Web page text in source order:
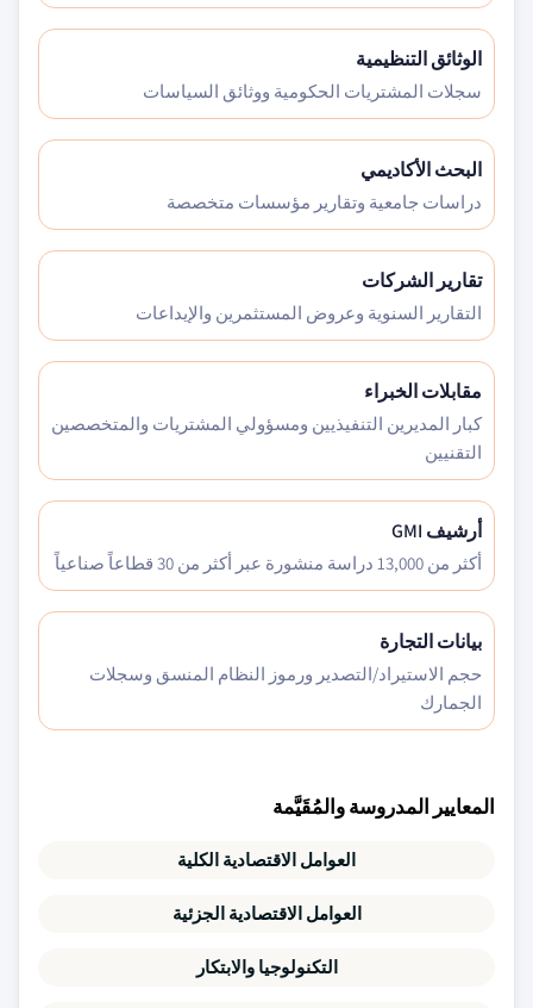
الوثائق التنظيمية
سجلات المشتريات الحكومية ووثائق السياسات
البحث الأكاديمي
دراسات جامعية وتقارير مؤسسات متخصصة
تقارير الشركات
التقارير السنوية وعروض المستثمرين والإيداعات
مقابلات الخبراء
كبار المديرين التنفيذيين ومسؤولي المشتريات والمتخصصين
التقنيين
أرشيف GMI
أكثر من 13,000 دراسة منشورة عبر أكثر من 30 قطاعاً صناعياً
بيانات التجارة
حجم الاستيراد/التصدير ورموز النظام المنسق وسجلات
الجمارك
المعايير المدروسة والمُقَيَّمة
العوامل الاقتصادية الكلية
العوامل الاقتصادية الجزئية
التكنولوجيا والابتكار